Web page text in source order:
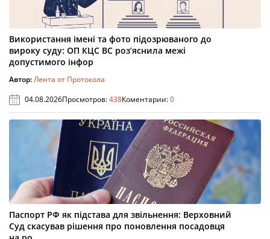
Використання імені та фото підозрюваного до
вироку суду: ОП КЦС ВС роз’яснила межі
допустимого інфор
Автор:Лента от Протокола
04.08.2026Просмотров:438Коментарии:0
Паспорт РФ як підстава для звільнення: Верховний
Суд скасував рішення про поновлення посадовця